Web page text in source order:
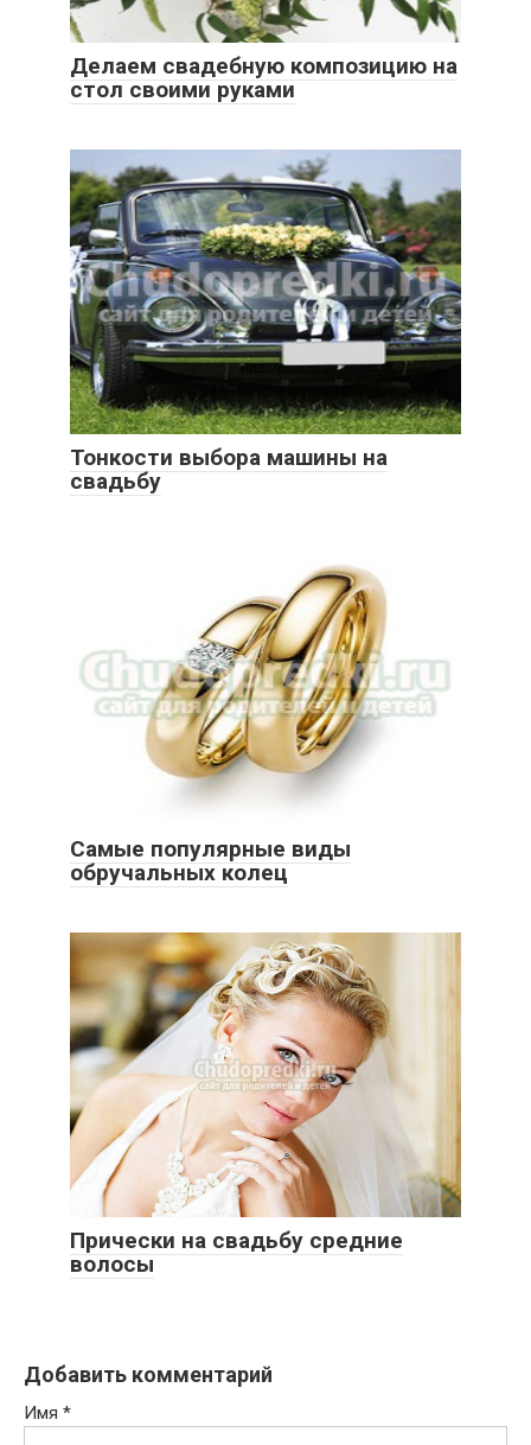
Делаем свадебную композицию на
стол своими руками
Тонкости выбора машины на
свадьбу
Самые популярные виды
обручальных колец
Прически на свадьбу средние
волосы
Добавить комментарий
Имя *